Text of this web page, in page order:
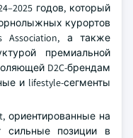
годов, который
курортов
Association, а также
премиальной
D2C-брендам
и lifestyle-сегменты
ориентированные на
сильные позиции в